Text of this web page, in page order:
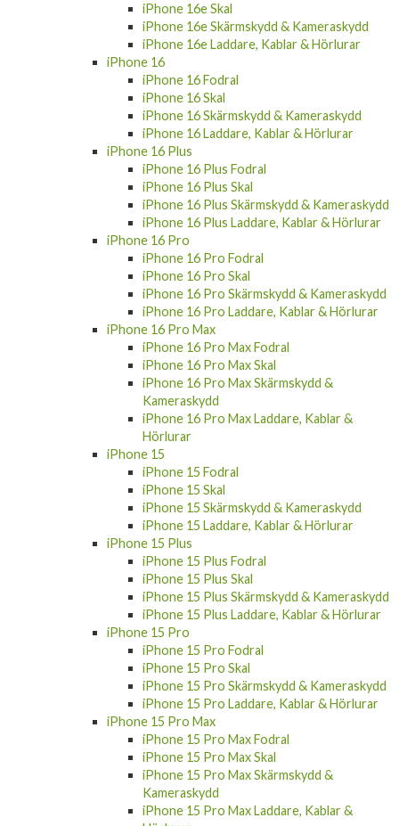
iPhone 17e Skärmskydd & Kameraskydd
iPhone 17e Laddare, Kablar & Hörlurar
iPhone 16e
iPhone 16e Fodral
iPhone 16e Skal
iPhone 16e Skärmskydd & Kameraskydd
iPhone 16e Laddare, Kablar & Hörlurar
iPhone 16
iPhone 16 Fodral
iPhone 16 Skal
iPhone 16 Skärmskydd & Kameraskydd
iPhone 16 Laddare, Kablar & Hörlurar
iPhone 16 Plus
iPhone 16 Plus Fodral
iPhone 16 Plus Skal
iPhone 16 Plus Skärmskydd & Kameraskydd
iPhone 16 Plus Laddare, Kablar & Hörlurar
iPhone 16 Pro
iPhone 16 Pro Fodral
iPhone 16 Pro Skal
iPhone 16 Pro Skärmskydd & Kameraskydd
iPhone 16 Pro Laddare, Kablar & Hörlurar
iPhone 16 Pro Max
iPhone 16 Pro Max Fodral
iPhone 16 Pro Max Skal
iPhone 16 Pro Max Skärmskydd &
Kameraskydd
iPhone 16 Pro Max Laddare, Kablar &
Hörlurar
iPhone 15
iPhone 15 Fodral
iPhone 15 Skal
iPhone 15 Skärmskydd & Kameraskydd
iPhone 15 Laddare, Kablar & Hörlurar
iPhone 15 Plus
iPhone 15 Plus Fodral
iPhone 15 Plus Skal
iPhone 15 Plus Skärmskydd & Kameraskydd
iPhone 15 Plus Laddare, Kablar & Hörlurar
iPhone 15 Pro
iPhone 15 Pro Fodral
iPhone 15 Pro Skal
iPhone 15 Pro Skärmskydd & Kameraskydd
iPhone 15 Pro Laddare, Kablar & Hörlurar
iPhone 15 Pro Max
iPhone 15 Pro Max Fodral